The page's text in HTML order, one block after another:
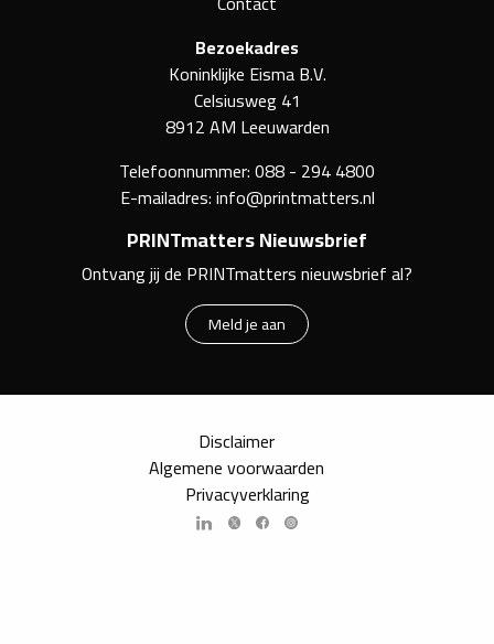
Bezoekadres
Koninklijke Eisma B.V.
Celsiusweg 41
8912 AM Leeuwarden
Telefoonnummer:088 - 294 4800
E-mailadres:info@printmatters.nl
PRINTmatters Nieuwsbrief
Ontvang jij de PRINTmatters nieuwsbrief al?
Meld je aan
Disclaimer
Algemene voorwaarden
Privacyverklaring